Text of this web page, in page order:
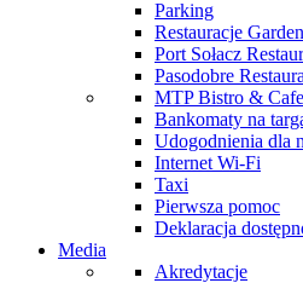
Parking
Restauracje
Port Sołacz
Pasodobre
MTP Bistro & Cafe
Bankomaty na
Udogodnienia dla
Internet Wi-Fi
Taxi
Pierwsza pomoc
Deklaracja
Media
Akredytacje